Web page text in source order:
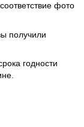
фото
получили
годности